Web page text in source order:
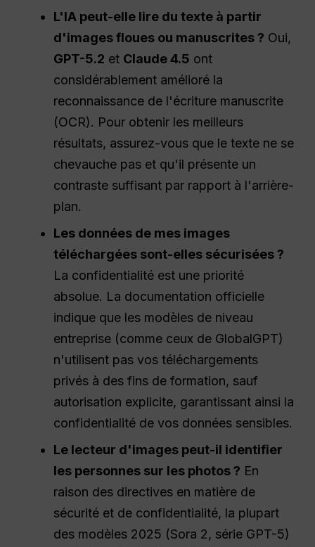
L'IA peut-elle lire du texte à partir
d'images floues ou manuscrites ? Oui,
GPT-5.2 et Claude 4.5 ont
considérablement amélioré la
reconnaissance de l'écriture manuscrite
(OCR). Pour obtenir les meilleurs
résultats, assurez-vous que le texte ne se
chevauche pas et qu'il présente un
contraste suffisant par rapport à l'arrière-
plan.
Les données de mes images
téléchargées sont-elles sécurisées ?
La confidentialité est une priorité
absolue. La documentation officielle
indique que les modèles de niveau
entreprise (comme ceux de GlobalGPT)
n'utilisent pas vos téléchargements
privés à des fins de formation, sauf
autorisation explicite, garantissant ainsi la
confidentialité de vos données sensibles.
Le lecteur d'images peut-il identifier
les personnes sur les photos ? En
raison des directives en matière de
sécurité et de confidentialité, la plupart
des modèles 2025 (Sora 2, série GPT-5)